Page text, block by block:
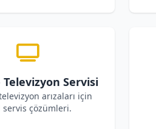
Servisi
arızaları için
servis çözümleri.